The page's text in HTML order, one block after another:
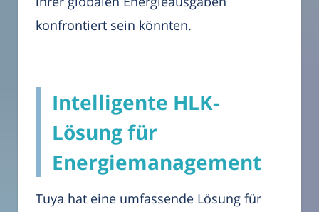
konfrontiert sein könnten.
Intelligente HLK-
Lösung für
Energiemanagement
Tuya hat eine umfassende Lösung für